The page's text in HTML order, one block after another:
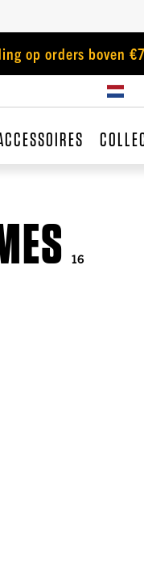
op orders boven
16